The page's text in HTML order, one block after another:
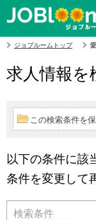
ジョブルームトップ
求人情報を
この検索条件を
以下の条件に該
条件を変更して
検索条件